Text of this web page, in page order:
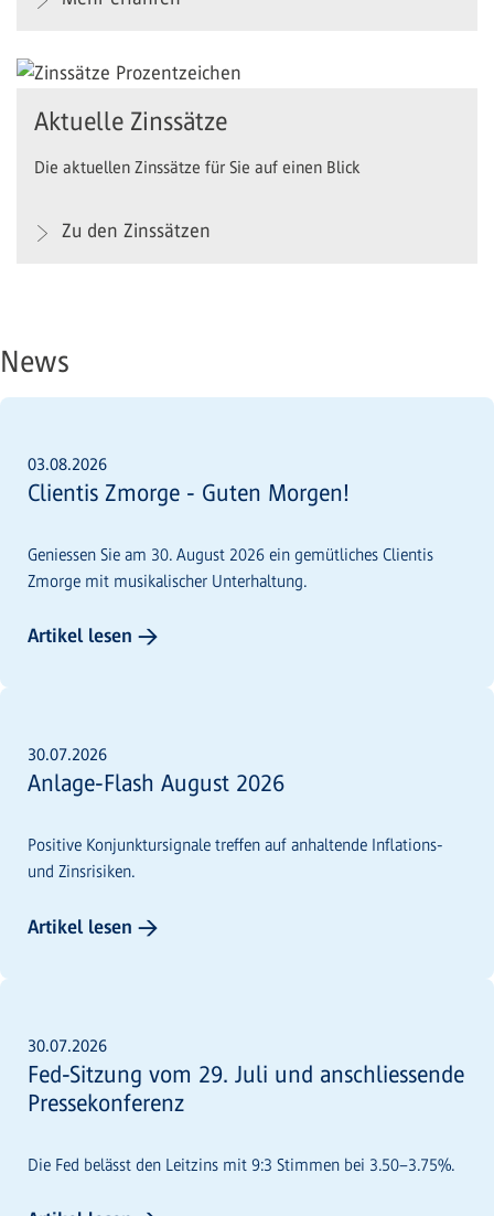
Aktuelle Zinssätze
Die aktuellen Zinssätze für Sie auf einen Blick
Zu den Zinssätzen
News
03.08.2026
Clientis Zmorge - Guten Morgen!
Geniessen Sie am 30. August 2026 ein gemütliches Clientis
Zmorge mit musikalischer Unterhaltung.
Artikel lesen →
30.07.2026
Anlage-Flash August 2026
Positive Konjunktursignale treffen auf anhaltende Inflations-
und Zinsrisiken.
Artikel lesen →
30.07.2026
Fed-Sitzung vom 29. Juli und anschliessende
Pressekonferenz
Die Fed belässt den Leitzins mit 9:3 Stimmen bei 3.50–3.75%.